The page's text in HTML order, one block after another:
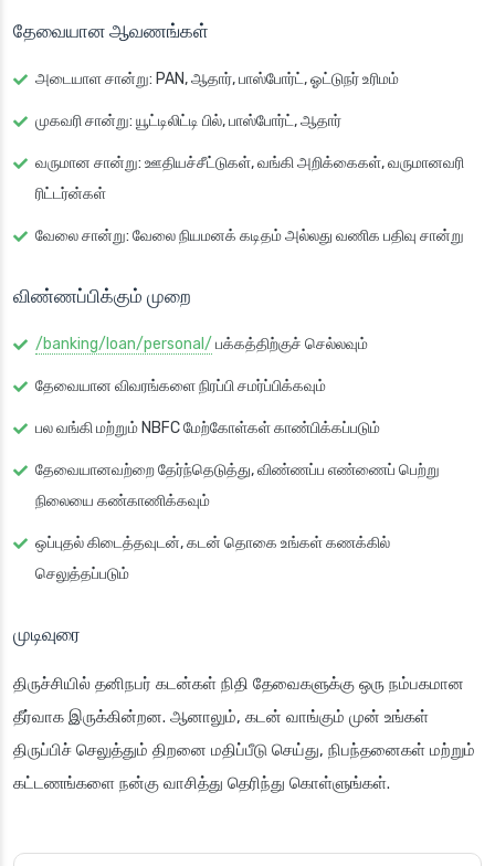
தேவையான ஆவணங்கள்
அடையாள சான்று: PAN, ஆதார், பாஸ்போர்ட், ஓட்டுநர் உரிமம்
முகவரி சான்று: யூட்டிலிட்டி பில், பாஸ்போர்ட், ஆதார்
வருமான சான்று: ஊதியச்சீட்டுகள், வங்கி அறிக்கைகள், வருமானவரி
ரிட்டர்ன்கள்
வேலை சான்று: வேலை நியமனக் கடிதம் அல்லது வணிக பதிவு சான்று
விண்ணப்பிக்கும் முறை
/banking/loan/personal/ பக்கத்திற்குச் செல்லவும்
தேவையான விவரங்களை நிரப்பி சமர்ப்பிக்கவும்
பல வங்கி மற்றும் NBFC மேற்கோள்கள் காண்பிக்கப்படும்
தேவையானவற்றை தேர்ந்தெடுத்து, விண்ணப்ப எண்ணைப் பெற்று
நிலையை கண்காணிக்கவும்
ஒப்புதல் கிடைத்தவுடன், கடன் தொகை உங்கள் கணக்கில்
செலுத்தப்படும்
முடிவுரை
திருச்சியில் தனிநபர் கடன்கள் நிதி தேவைகளுக்கு ஒரு நம்பகமான
தீர்வாக இருக்கின்றன. ஆனாலும், கடன் வாங்கும் முன் உங்கள்
திருப்பிச் செலுத்தும் திறனை மதிப்பீடு செய்து, நிபந்தனைகள் மற்றும்
கட்டணங்களை நன்கு வாசித்து தெரிந்து கொள்ளுங்கள்.